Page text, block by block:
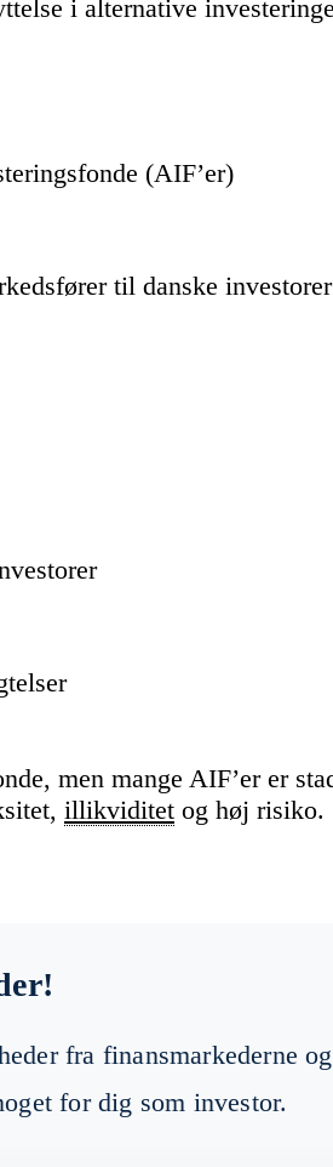
i alternative
(AIF’er)
til danske investorer
men mange AIF’er er
illikviditet og høj risiko.
fra finansmarkederne og
for dig som investor.